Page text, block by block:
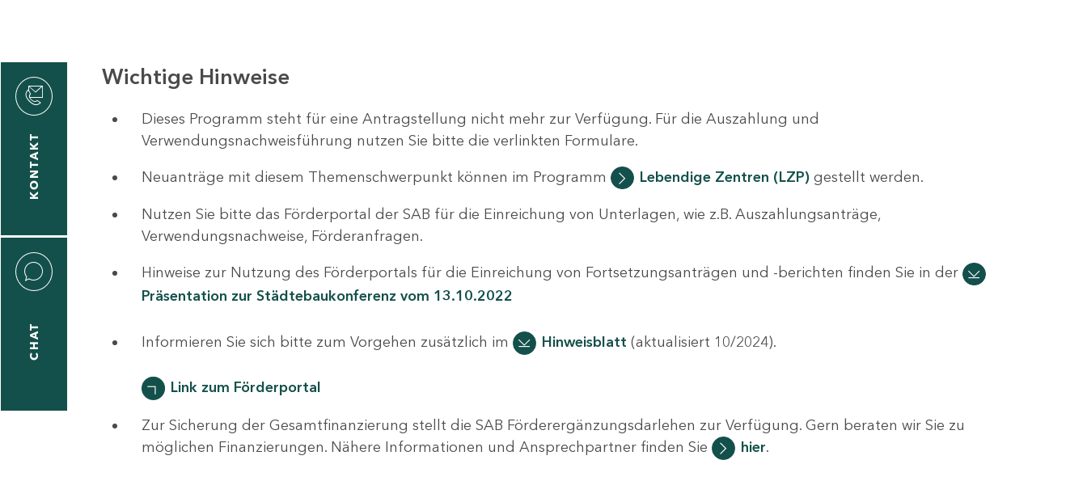
KONTAKT
CHAT
Wichtige Hinweise
Dieses Programm steht für eine Antragstellung nicht mehr zur Verfügung. Für die Auszahlung und
Verwendungsnachweisführung nutzen Sie bitte die verlinkten Formulare.
Neuanträge mit diesem Themenschwerpunkt können im Programm Lebendige Zentren (LZP)gestellt werden.
Nutzen Sie bitte das Förderportal der SAB für die Einreichung von Unterlagen, wie z.B. Auszahlungsanträge,
Verwendungsnachweise, Förderanfragen.
Hinweise zur Nutzung des Förderportals für die Einreichung von Fortsetzungsanträgen und -berichten finden Sie in der
Präsentation zur Städtebaukonferenz vom 13.10.2022
Informieren Sie sich bitte zum Vorgehen zusätzlich im Hinweisblatt (aktualisiert 10/2024).
Link zum Förderportal
Zur Sicherung der Gesamtfinanzierung stellt die SAB Förderergänzungsdarlehen zur Verfügung. Gern beraten wir Sie zu
möglichen Finanzierungen. Nähere Informationen und Ansprechpartner finden Sie
hier.